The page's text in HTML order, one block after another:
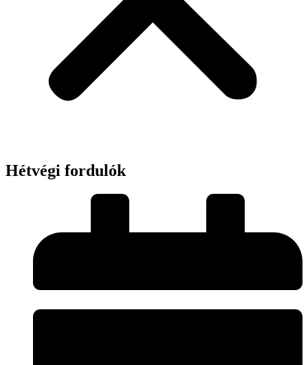
Hétvégi fordulók